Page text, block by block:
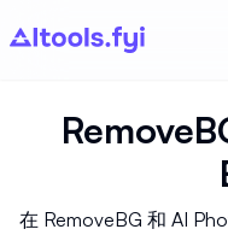
在 RemoveBG 和 AI